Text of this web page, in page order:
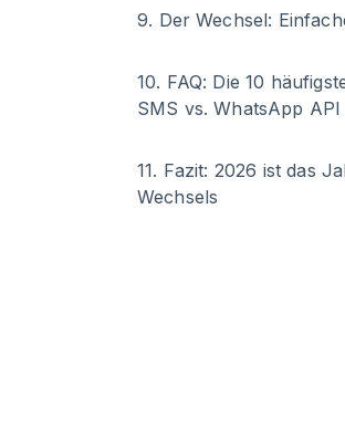
9. Der Wechsel:
10. FAQ: Die 10
SMS vs. WhatsApp API
11. Fazit: 2026 ist das
Wechsels